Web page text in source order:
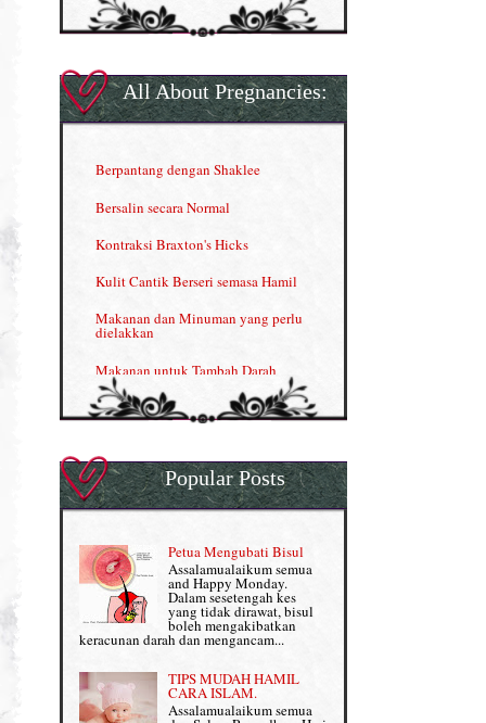
ESP Produk Shaklee Paling HOT
Gla Complex (II)
Herbal Blend the Magic Cream
Nutrisi untuk Ikhtiar Hamil
OMEGA GUARD
Omega Guard: EPA & DHA for kids
OSTEMATRIX
Pantang Larang dalam Pengambilan
Vitamin
Penjagaan Rambut: Prosante Hair Care
Persediaan Haji & Umrah
Review Part 1: Shaklee bagus ke?
Review Part 2: Shaklee's Slimming Set
Review Part 3: Shaklee's Beauty Set
All About Pregnancies:
Berpantang dengan Shaklee
Bersalin secara Normal
Kontraksi Braxton's Hicks
Kulit Cantik Berseri semasa Hamil
Makanan dan Minuman yang perlu
dielakkan
Makanan untuk Tambah Darah
Masalah HB rendah?
Normal VS Czer
Pemakanan Semasa Hamil
Penyusuan Bayi
Perkembangan Minda Bayi
Supplement untuk Kehamilan
Popular Posts
Petua Mengubati Bisul
Assalamualaikum semua
and Happy Monday.
Dalam sesetengah kes
yang tidak dirawat, bisul
boleh mengakibatkan
keracunan darah dan mengancam...
TIPS MUDAH HAMIL
CARA ISLAM.
Assalamualaikum semua